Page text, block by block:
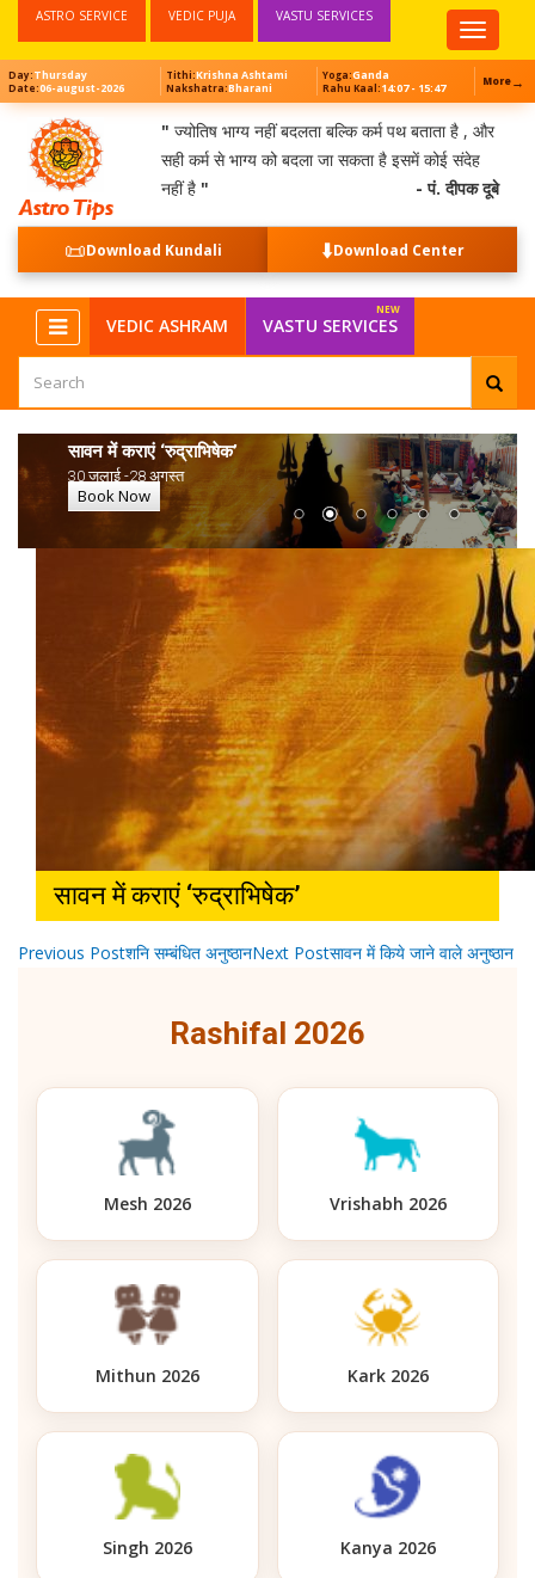
Top
Menu
ASTRO SERVICE VEDIC PUJA VASTU SERVICES
Day:Thursday
Date:06-august-2026
Tithi:Krishna Ashtami
Nakshatra:Bharani
Yoga:Ganda
Rahu Kaal:14:07 - 15:47 More→
" ज्योतिष भाग्य नहीं बदलता बल्कि कर्म पथ बताता है , और
सही कर्म से भाग्य को बदला जा सकता है इसमें कोई संदेह
नहीं है " - पं. दीपक दूबे
📜Download Kundali ⬇️Download Center
VEDIC ASHRAM VASTU SERVICES
सावन में कराएं ‘रुद्राभिषेक’
30 जुलाई -28 अगस्त
Book Now
सावन में कराएं ‘रुद्राभिषेक’
POST
Previous Postशनि सम्बंधित अनुष्ठानNext Postसावन में किये जाने वाले अनुष्ठान
Rashifal 2026
Mesh 2026 Vrishabh 2026
Mithun 2026 Kark 2026
Singh 2026 Kanya 2026